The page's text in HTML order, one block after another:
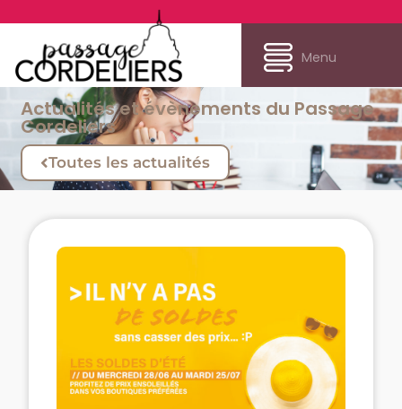
Menu
Actualités et évènements du Passage
Cordeliers
Toutes les actualités